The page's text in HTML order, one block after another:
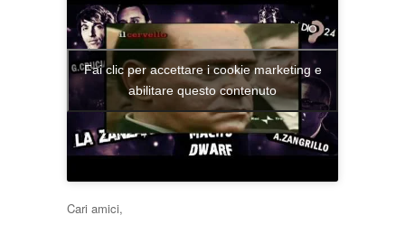
Fai clic per accettare i cookie marketing e
abilitare questo contenuto
Cari amici,